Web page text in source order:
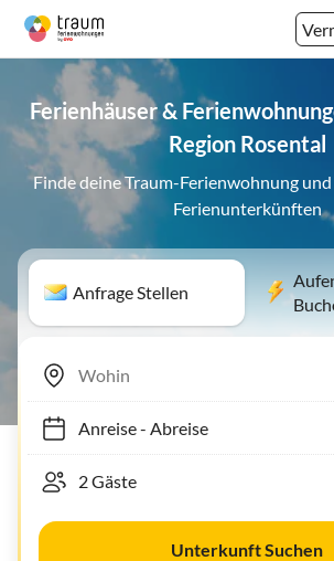
Ferienhäuser &
Region Rosental
Finde deine Traum-Ferienwohnung
Ferienunterkünften
Anfrage Stellen
Anreise- Abreise
Unterkunft Suchen